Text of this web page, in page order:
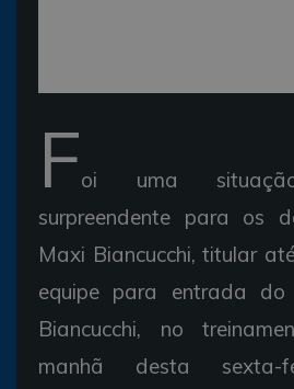
Foi uma
surpreendente para os
Maxi Biancucchi, titular
equipe para entrada do
Biancucchi, no
manhã desta